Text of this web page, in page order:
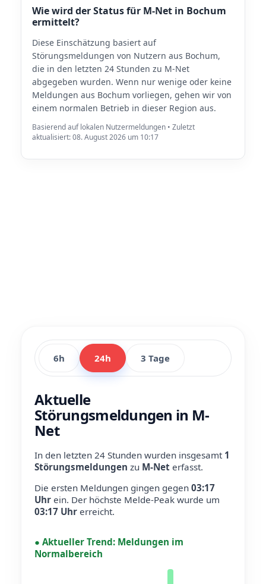
Wie wird der Status für M-Net in Bochum
ermittelt?
Diese Einschätzung basiert auf
Störungsmeldungen von Nutzern aus Bochum,
die in den letzten 24 Stunden zu M-Net
abgegeben wurden. Wenn nur wenige oder keine
Meldungen aus Bochum vorliegen, gehen wir von
einem normalen Betrieb in dieser Region aus.
Basierend auf lokalen Nutzermeldungen • Zuletzt
aktualisiert: 08. August 2026 um 10:17
6h 24h 3 Tage
Aktuelle
Störungsmeldungen in M-
Net
In den letzten 24 Stunden wurden insgesamt 1
Störungsmeldungen zu M-Net erfasst.
Die ersten Meldungen gingen gegen 03:17
Uhr ein. Der höchste Melde-Peak wurde um
03:17 Uhr erreicht.
● Aktueller Trend: Meldungen im
Normalbereich